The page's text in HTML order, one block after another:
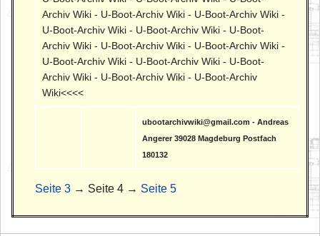
Archiv Wiki - U-Boot-Archiv Wiki - U-Boot-Archiv Wiki -
U-Boot-Archiv Wiki - U-Boot-Archiv Wiki - U-Boot-
Archiv Wiki - U-Boot-Archiv Wiki - U-Boot-Archiv Wiki -
U-Boot-Archiv Wiki - U-Boot-Archiv Wiki - U-Boot-
Archiv Wiki - U-Boot-Archiv Wiki - U-Boot-Archiv
Wiki<<<<
ubootarchivwiki@gmail.com - Andreas
Angerer 39028 Magdeburg Postfach
180132
Seite 3 → Seite 4 → Seite 5